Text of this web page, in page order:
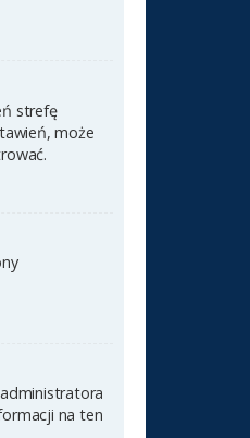
strefę
może
na ten